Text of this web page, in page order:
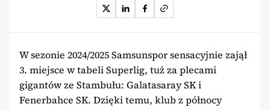
W sezonie 2024/2025 Samsunspor sensacyjnie zajął
3. miejsce w tabeli Superlig, tuż za plecami
gigantów ze Stambułu: Galatasaray SK i
Fenerbahce SK. Dzięki temu, klub z północy